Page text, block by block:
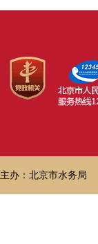
主办：北京市水务局